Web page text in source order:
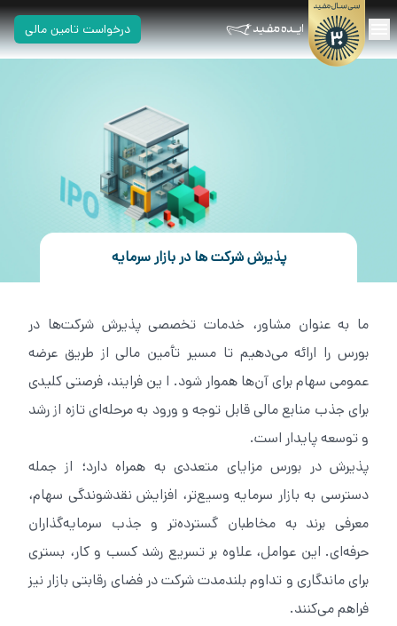
درخواست تامین مالی
پذیرش شرکت ها در بازار سرمایه
ما به عنوان مشاور، خدمات تخصصی پذیرش شرکت‌ها در
بورس را ارائه می‌دهیم تا مسیر تأمین مالی از طریق عرضه
عمومی سهام برای آن‌ها هموار شود. ا ین فرایند، فرصتی کلیدی
برای جذب منابع مالی قابل توجه و ورود به مرحله‌ای تازه از رشد
و توسعه پایدار است.
پذیرش در بورس مزایای متعددی به همراه دارد؛ از جمله
دسترسی به بازار سرمایه وسیع‌تر، افزایش نقدشوندگی سهام،
معرفی برند به مخاطبان گسترده‌تر و جذب سرمایه‌گذاران
حرفه‌ای. این عوامل، علاوه بر تسریع رشد کسب و کار، بستری
برای ماندگاری و تداوم بلندمدت شرکت در فضای رقابتی بازار نیز
فراهم می‌کنند.